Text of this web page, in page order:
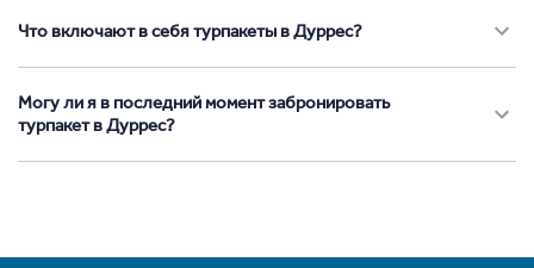
Что включают в себя турпакеты в Дуррес?
Могу ли я в последний момент забронировать
турпакет в Дуррес?